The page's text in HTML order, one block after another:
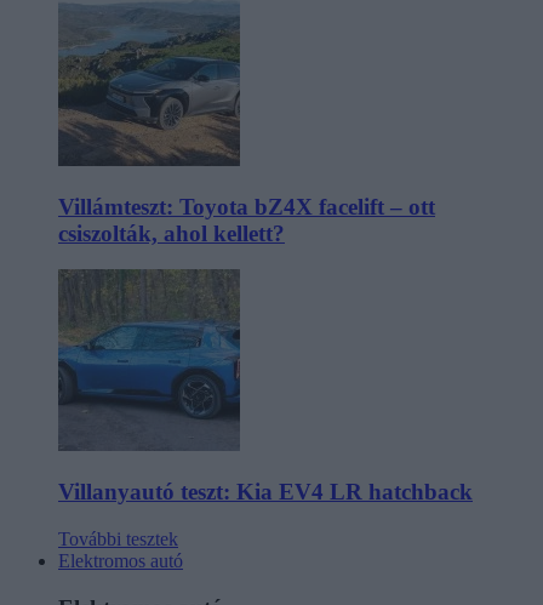
Villámteszt: Toyota bZ4X facelift – ott
csiszolták, ahol kellett?
Villanyautó teszt: Kia EV4 LR hatchback
További tesztek
Elektromos autó